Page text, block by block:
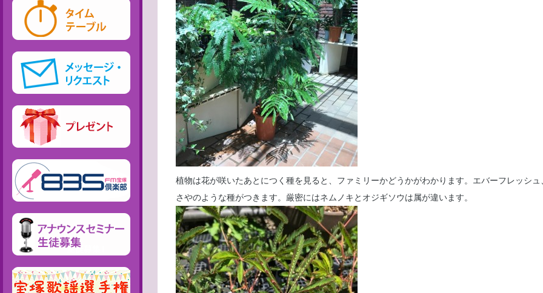
植物は花が咲いたあとにつく種を見ると、ファミリーかどうかがわかります。エバーフレッシ
さやのような種がつきます。厳密にはネムノキとオジギソウは属が違います。